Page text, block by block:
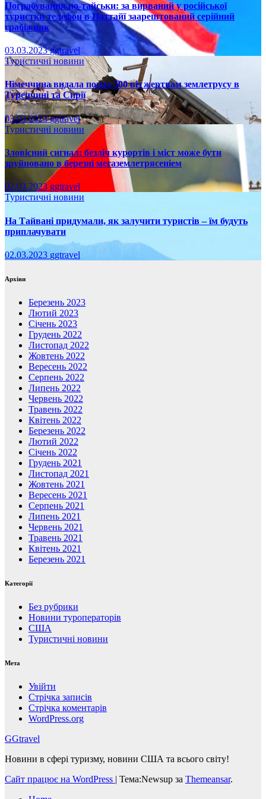
Пограбування по-тайськи: за вирваний у російської
туристки телефон в Паттайї заарештований серійний
грабіжник
03.03.2023ggtravel
Туристичні новини
Німеччина видала понад 500 віз жертвам землетрусу в
Туреччині та Сирії
03.03.2023ggtravel
Туристичні новини
Зловісний сигнал: безліч курортів і міст може бути
зруйновано в березні мегаземлетрясеніем
02.03.2023 ggtravel
Туристичні новини
На Тайвані придумали, як залучити туристів – їм будуть
приплачувати
02.03.2023 ggtravel
Архіви
Березень 2023
Лютий 2023
Січень 2023
Грудень 2022
Листопад 2022
Жовтень 2022
Вересень 2022
Серпень 2022
Липень 2022
Червень 2022
Травень 2022
Квітень 2022
Березень 2022
Лютий 2022
Січень 2022
Грудень 2021
Листопад 2021
Жовтень 2021
Вересень 2021
Серпень 2021
Липень 2021
Червень 2021
Травень 2021
Квітень 2021
Березень 2021
Категорії
Без рубрики
Новини туроператорів
США
Туристичні новини
Мета
Увійти
Стрічка записів
Стрічка коментарів
WordPress.org
GGtravel
Новини в сфері туризму, новини США та всього світу!
Сайт працює на WordPress | Тема:Newsup за Themeansar.